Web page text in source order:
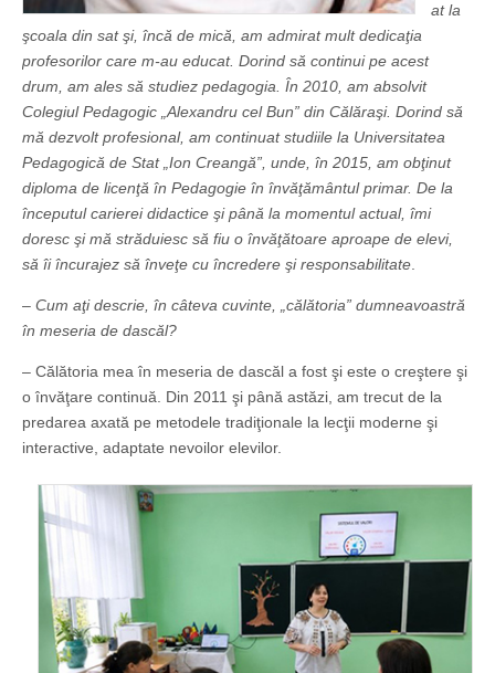
at la
şcoala din sat şi, încă de mică, am admirat mult dedicaţia
profesorilor care m-au educat. Dorind să continui pe acest
drum, am ales să studiez pedagogia. În 2010, am absolvit
Colegiul Pedagogic „Alexandru cel Bun” din Călăraşi. Dorind să
mă dezvolt profesional, am continuat studiile la Universitatea
Pedagogică de Stat „Ion Creangă”, unde, în 2015, am obţinut
diploma de licenţă în Pedagogie în învăţământul primar. De la
începutul carierei didactice şi până la momentul actual, îmi
doresc şi mă străduiesc să fiu o învăţătoare aproape de elevi,
să îi încurajez să înveţe cu încredere şi responsabilitate.
– Cum aţi descrie, în câteva cuvinte, „călătoria” dumneavoastră
în meseria de dascăl?
– Călătoria mea în meseria de dascăl a fost şi este o creştere şi
o învăţare continuă. Din 2011 şi până astăzi, am trecut de la
predarea axată pe metodele tradiţionale la lecţii moderne şi
interactive, adaptate nevoilor elevilor.